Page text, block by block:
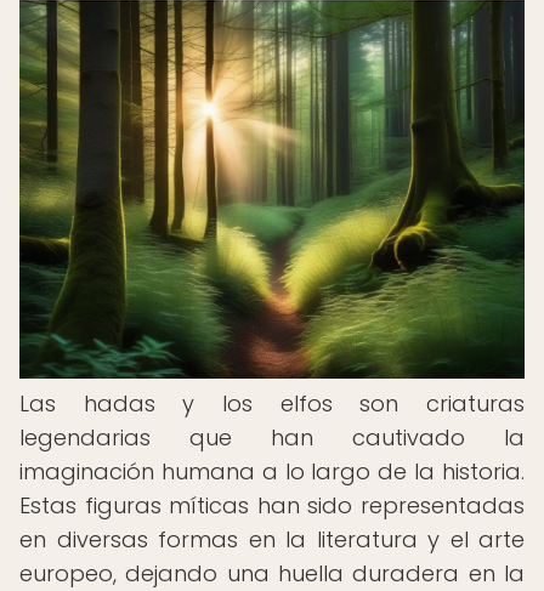
Las hadas y los elfos son criaturas
legendarias que han cautivado la
imaginación humana a lo largo de la historia.
Estas figuras míticas han sido representadas
en diversas formas en la literatura y el arte
europeo, dejando una huella duradera en la